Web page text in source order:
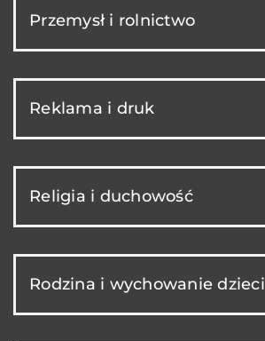
Przemysł i rolnictwo
Reklama i druk
Religia i duchowość
Rodzina i wychowanie dzieci